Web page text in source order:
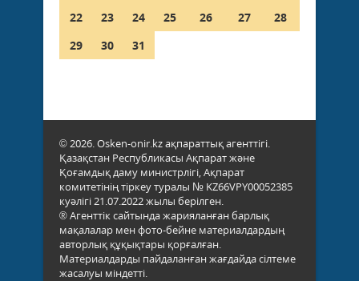
22
23 24 25 26 27
28
29
30 31
© 2026. Osken-onir.kz ақпараттық агенттігі.
Қазақстан Республикасы Ақпарат және
Қоғамдық даму министрлігі, Ақпарат
комитетінің тіркеу туралы № KZ66VPY00052385
куәлігі 21.07.2022 жылы берілген.
® Агенттік сайтында жарияланған барлық
мақалалар мен фото-бейне материалдардың
авторлық құқықтары қорғалған.
Материалдарды пайдаланған жағдайда сілтеме
жасалуы міндетті.